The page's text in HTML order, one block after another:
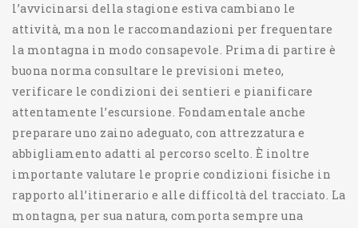
l’avvicinarsi della stagione estiva cambiano le
attività, ma non le raccomandazioni per frequentare
la montagna in modo consapevole. Prima di partire è
buona norma consultare le previsioni meteo,
verificare le condizioni dei sentieri e pianificare
attentamente l’escursione. Fondamentale anche
preparare uno zaino adeguato, con attrezzatura e
abbigliamento adatti al percorso scelto. È inoltre
importante valutare le proprie condizioni fisiche in
rapporto all’itinerario e alle difficoltà del tracciato. La
montagna, per sua natura, comporta sempre una